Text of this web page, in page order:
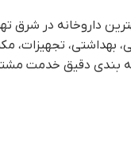
داروخانه در شرق
بهداشتی،
بندی دقیق خدمت